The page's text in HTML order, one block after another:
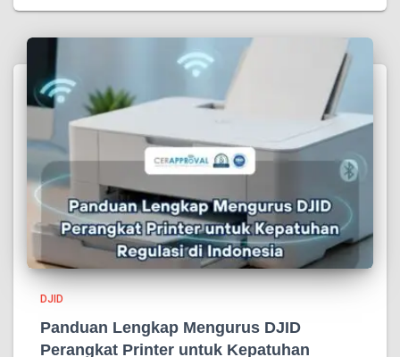
DJID
Panduan Lengkap Mengurus DJID
Perangkat Printer untuk Kepatuhan